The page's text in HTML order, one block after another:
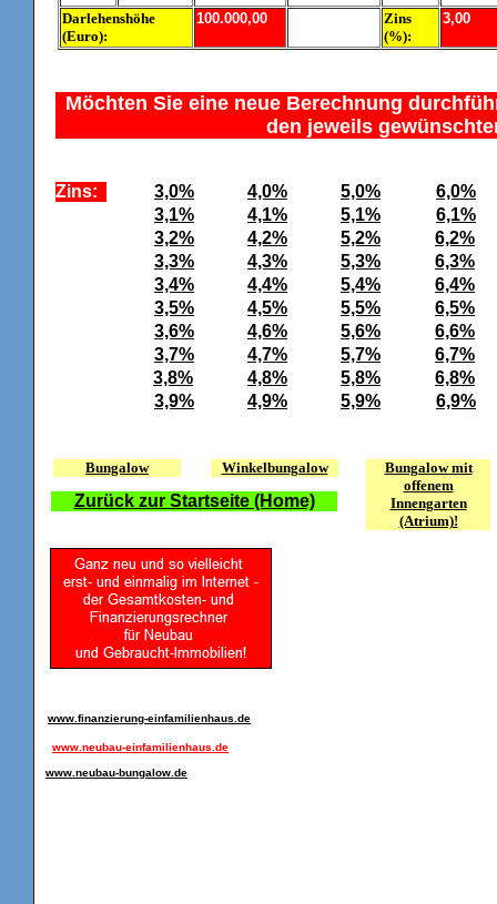
Darlehenshöhe
(Euro):
100.000,00
Zins
(%):
3,00
Möchten Sie eine neue Berechnung
den jeweils
Zins:
3,0%
3,1%
3,2%
3,3%
3,4%
3,5%
3,6%
3,7%
3,8%
3,9%
Bungalow
4,0%
4,1%
4,2%
4,3%
4,4%
4,5%
4,6%
4,7%
4,8%
4,9%
Winkelbungalow
Zurück zur Startseite (Home)
www.finanzierung-einfamilienhaus.de
www.neubau-einfamilienhaus.de
www.neubau-bungalow.de
5,0%
5,1%
5,2%
5,3%
5,4%
5,5%
5,6%
5,7%
5,8%
5,9%
6,0%
6,1%
6,2%
6,3%
6,4%
6,5%
6,6%
6,7%
6,8%
6,9%
Bungalow mit
offenem
Innengarten
(Atrium)!